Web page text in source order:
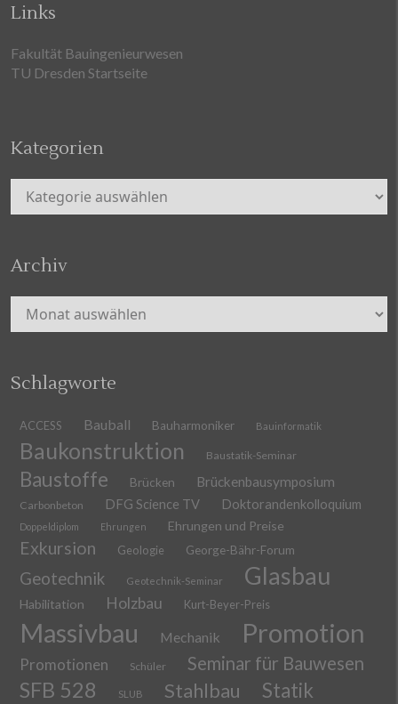
Links
Fakultät Bauingenieurwesen
TU Dresden Startseite
Kategorien
Kategorien
Archiv
Archiv
Schlagworte
ACCESS Bauball Bauharmoniker Bauinformatik
Baukonstruktion Baustatik-Seminar
Baustoffe Brücken Brückenbausymposium
Carbonbeton DFG Science TV Doktorandenkolloquium
Doppeldiplom Ehrungen Ehrungen und Preise
Exkursion Geologie George-Bähr-Forum
Geotechnik Geotechnik-Seminar Glasbau
Habilitation Holzbau Kurt-Beyer-Preis
Massivbau Mechanik Promotion
Promotionen Schüler Seminar für Bauwesen
SFB 528 SLUB Stahlbau Statik